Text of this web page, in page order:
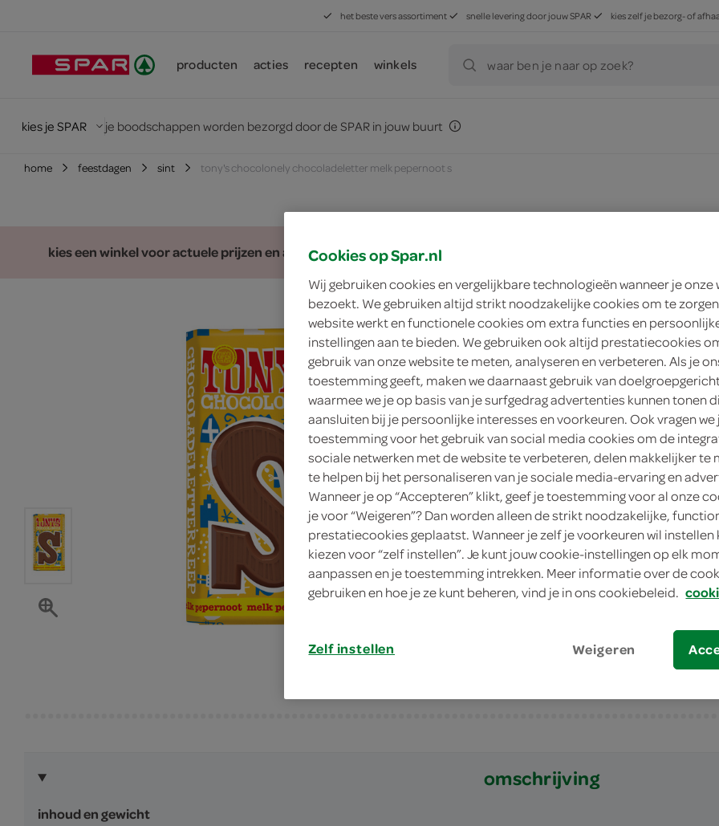
het beste vers assortiment snelle levering door jouw SPAR kies zelf je bezorg- of
producten acties recepten winkels waar ben je naar op zoek?
kies je SPAR je boodschappen worden bezorgd door de SPAR in jouw buurt
home feestdagen sint tony's chocolonely chocoladeletter melk pepernoot s
kies een winkel voor actuele prijzen en assortiment
Tony's
pepernoot S
Tony's chocolonely
2.
99
90 Gram
in winkelmand
Let op: aanbiedingen zijn niet
omschrijving
inhoud en gewicht
Cookies op Spar.nl
Wij gebruiken cookies en vergelijkbare technologieën wanneer je onze
bezoekt. We gebruiken altijd strikt noodzakelijke cookies om te
website werkt en functionele cookies om extra functies en
instellingen aan te bieden. We gebruiken ook altijd prestatiecookies
gebruik van onze website te meten, analyseren en verbeteren. Als je
toestemming geeft, maken we daarnaast gebruik van
waarmee we je op basis van je surfgedrag advertenties kunnen tonen
aansluiten bij je persoonlijke interesses en voorkeuren. Ook vragen we
toestemming voor het gebruik van social media cookies om de
sociale netwerken met de website te verbeteren, delen makkelijker te
te helpen bij het personaliseren van je sociale media-ervaring en
Wanneer je op “Accepteren” klikt, geef je toestemming voor al onze
je voor “Weigeren”? Dan worden alleen de strikt noodzakelijke,
prestatiecookies geplaatst. Wanneer je zelf je voorkeuren wil instellen
kiezen voor “zelf instellen”. Je kunt jouw cookie-instellingen op elk
aanpassen en je toestemming intrekken. Meer informatie over de
gebruiken en hoe je ze kunt beheren, vind je in ons cookiebeleid.
Zelf instellen Weigeren